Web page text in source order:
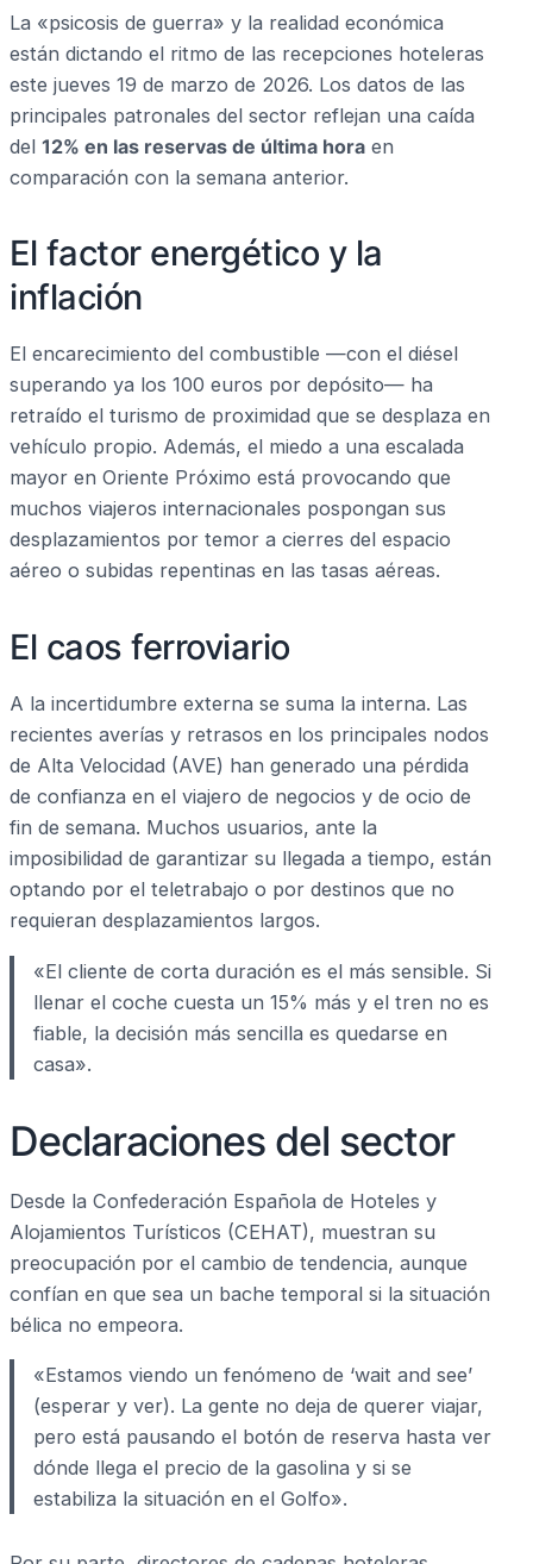
La «psicosis de guerra» y la realidad económica
están dictando el ritmo de las recepciones hoteleras
este jueves 19 de marzo de 2026. Los datos de las
principales patronales del sector reflejan una caída
del 12% en las reservas de última hora en
comparación con la semana anterior.
El factor energético y la
inflación
El encarecimiento del combustible —con el diésel
superando ya los 100 euros por depósito— ha
retraído el turismo de proximidad que se desplaza en
vehículo propio. Además, el miedo a una escalada
mayor en Oriente Próximo está provocando que
muchos viajeros internacionales pospongan sus
desplazamientos por temor a cierres del espacio
aéreo o subidas repentinas en las tasas aéreas.
El caos ferroviario
A la incertidumbre externa se suma la interna. Las
recientes averías y retrasos en los principales nodos
de Alta Velocidad (AVE) han generado una pérdida
de confianza en el viajero de negocios y de ocio de
fin de semana. Muchos usuarios, ante la
imposibilidad de garantizar su llegada a tiempo, están
optando por el teletrabajo o por destinos que no
requieran desplazamientos largos.
«El cliente de corta duración es el más sensible. Si
llenar el coche cuesta un 15% más y el tren no es
fiable, la decisión más sencilla es quedarse en
casa».
Declaraciones del sector
Desde la Confederación Española de Hoteles y
Alojamientos Turísticos (CEHAT), muestran su
preocupación por el cambio de tendencia, aunque
confían en que sea un bache temporal si la situación
bélica no empeora.
«Estamos viendo un fenómeno de ‘wait and see’
(esperar y ver). La gente no deja de querer viajar,
pero está pausando el botón de reserva hasta ver
dónde llega el precio de la gasolina y si se
estabiliza la situación en el Golfo».